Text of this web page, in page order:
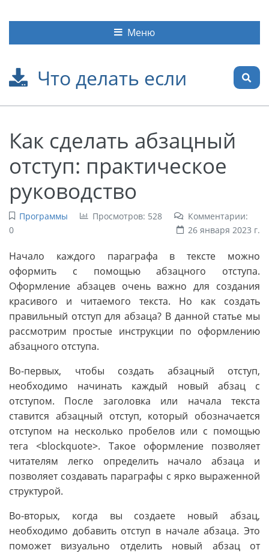
Что делать если
Меню
Как сделать абзацный
отступ: практическое
руководство
Программы Просмотров: 528
Комментарии:
0
26 января 2023 г.
Начало каждого параграфа в тексте можно
оформить с помощью абзацного отступа.
Оформление абзацев очень важно для создания
красивого и читаемого текста. Но как создать
правильный отступ для абзаца? В данной статье мы
рассмотрим простые инструкции по оформлению
абзацного отступа.
Во-первых, чтобы создать абзацный отступ,
необходимо начинать каждый новый абзац с
отступом. После заголовка или начала текста
ставится абзацный отступ, который обозначается
отступом на несколько пробелов или с помощью
тега <blockquote>. Такое оформление позволяет
читателям легко определить начало абзаца и
позволяет создавать параграфы с ярко выраженной
структурой.
Во-вторых, когда вы создаете новый абзац,
необходимо добавить отступ в начале абзаца. Это
поможет визуально отделить новый абзац от